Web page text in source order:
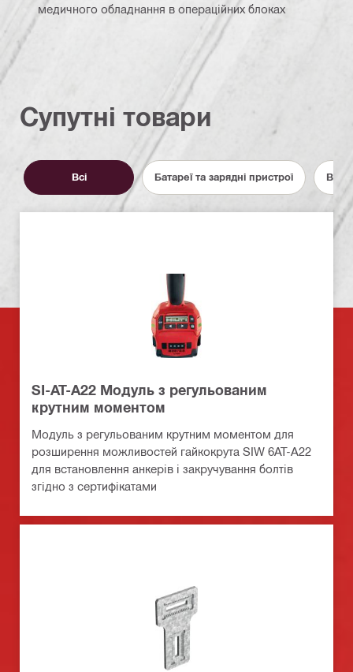
медичного обладнання в операційних блоках
Супутні товари
Всі Батареї та зарядні пристрої
SI-AT-A22 Модуль з регульованим
крутним моментом
Модуль з регульованим крутним моментом для
розширення можливостей гайкокрута SIW 6AT-A22
для встановлення анкерів і закручування болтів
згідно з сертифікатами